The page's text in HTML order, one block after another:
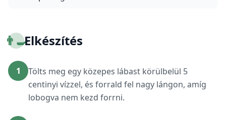
👨‍🍳Elkészítés
1
Tölts meg egy közepes lábast körülbelül 5
centinyi vízzel, és forrald fel nagy lángon, amíg
lobogva nem kezd forrni.